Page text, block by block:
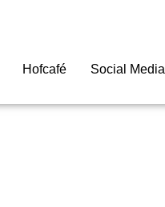
Hofcafé Social Media